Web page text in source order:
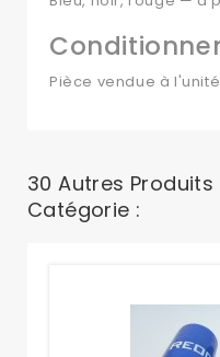
Pièce vendue à
30 Autres Produits
Catégorie :